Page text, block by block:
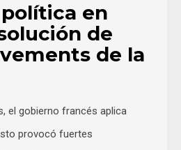
en
de
de la
el gobierno francés aplica
provocó fuertes